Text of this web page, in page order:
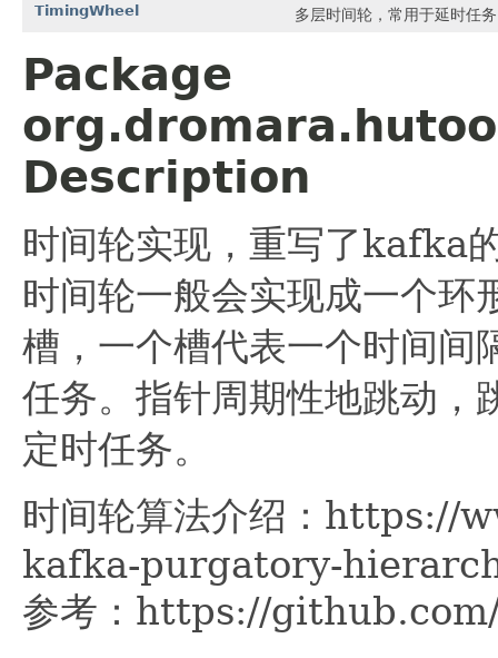
TimingWheel 多层时间轮，常用于延时任
Package
Description
时间轮实现，重写了
时间轮一般会实现成一个环
槽，一个槽代表一个时间间
任务。指针周期性地跳动，
定时任务。
时间轮算法介绍：
kafka-purgatory-
参考：https://